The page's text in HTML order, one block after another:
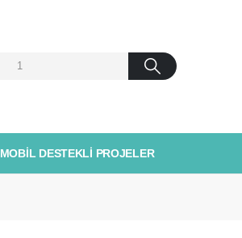
MOBİL DESTEKLİ PROJELER